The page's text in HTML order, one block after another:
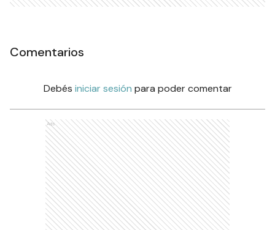
Comentarios
Debés iniciar sesión para poder comentar
Ads